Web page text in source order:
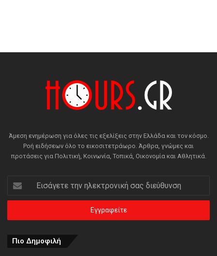
Άμεση ενημέρωση για όλες τις εξελίξεις στην Ελλάδα και τον κόσμο.
Ροή ειδήσεων όλο το εικοσιτετράωρο. Άρθρα, γνώμες και
προτάσεις για Πολιτική, Κοινωνία, Τοπικά, Οικονομία και Αθλητικά.
Εισάγετε
την
ηλεκτρονική
διεύθυνση
Πιο Δημοφιλή